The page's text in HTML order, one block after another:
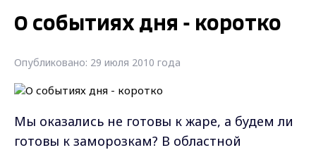
О событиях дня - коротко
Опубликовано: 29 июля 2010 года
Мы оказались не готовы к жаре, а будем ли
готовы к заморозкам? В областной